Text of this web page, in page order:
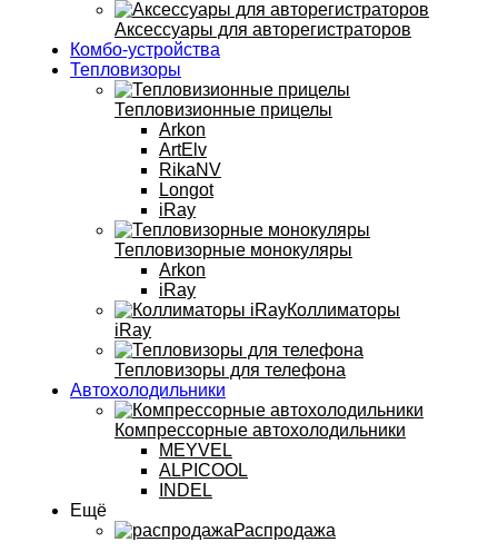
Аксессуары для авторегистраторов
Комбо-устройства
Тепловизоры
Тепловизионные прицелы
Arkon
ArtElv
RikaNV
Longot
iRay
Тепловизорные монокуляры
Arkon
iRay
Коллиматоры
iRay
Тепловизоры для телефона
Автохолодильники
Компрессорные автохолодильники
MEYVEL
ALPICOOL
INDEL
Ещё
Распродажа